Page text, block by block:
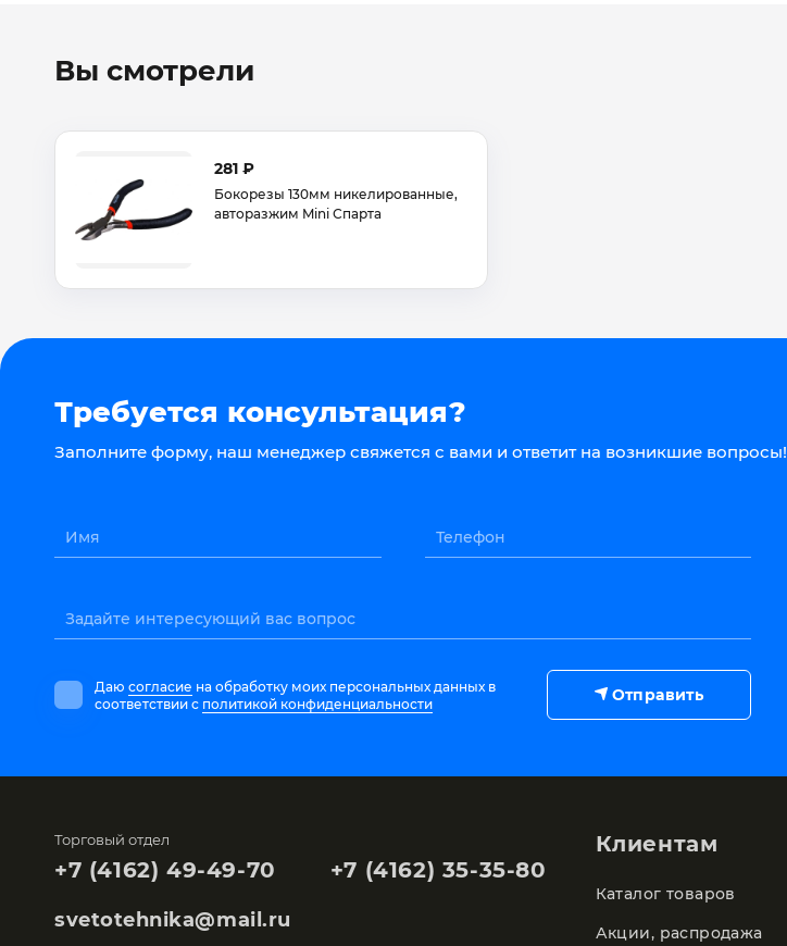
Вы смотрели
281 ₽
Бокорезы 130мм никелированные,
авторазжим Mini Спарта
Требуется консультация?
Заполните форму, наш менеджер свяжется с вами и ответит на возникшие вопросы!
Имя Телефон
Задайте интересующий вас вопрос
Даю согласие на обработку моих персональных данных в
соответствии с политикой конфиденциальности Отправить
Торговый отдел
+7 (4162) 49-49-70 +7 (4162) 35-35-80
svetotehnika@mail.ru
Клиентам
Каталог товаров
Акции, распродажа